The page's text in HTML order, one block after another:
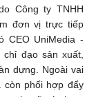
Công ty TNHH
đơn vị trực tiếp
CEO UniMedia -
đạo sản xuất,
dựng. Ngoài vai
còn phối hợp đẩy